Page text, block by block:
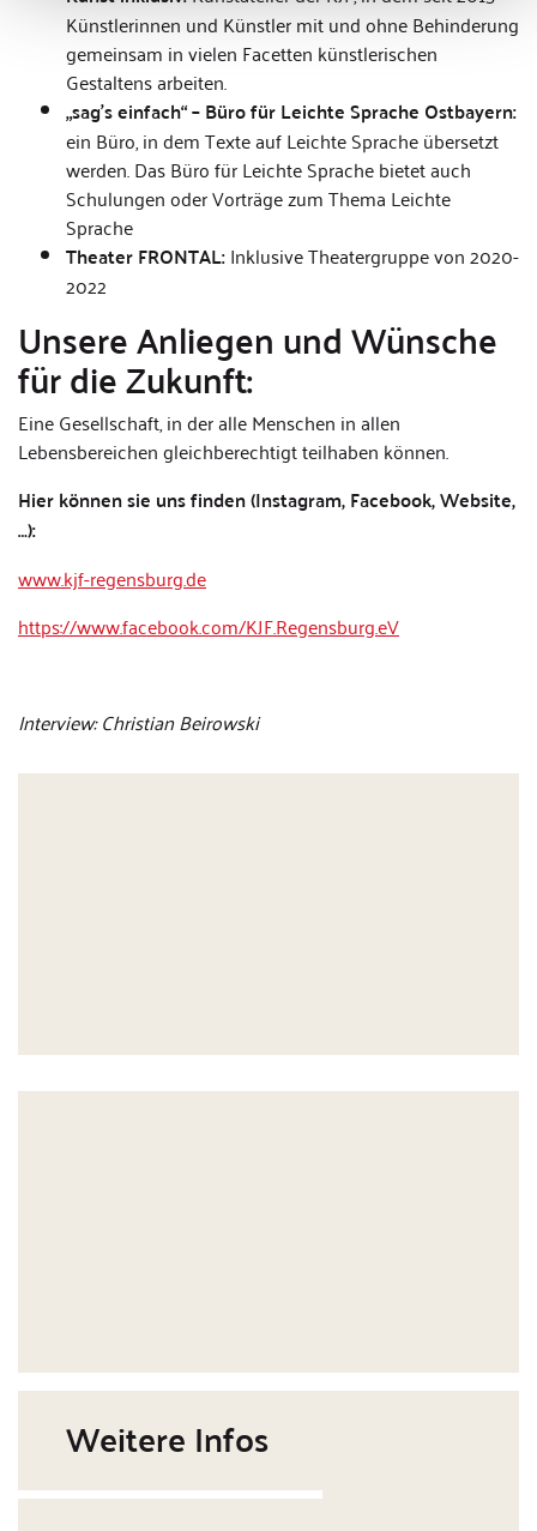
Künstlerinnen und Künstler mit und ohne Behinderung
gemeinsam in vielen Facetten künstlerischen
Gestaltens arbeiten.
„sag’s einfach“ – Büro für Leichte Sprache Ostbayern:
ein Büro, in dem Texte auf Leichte Sprache übersetzt
werden. Das Büro für Leichte Sprache bietet auch
Schulungen oder Vorträge zum Thema Leichte
Sprache
Theater FRONTAL:Inklusive Theatergruppe von 2020-
2022
Unsere Anliegen und Wünsche
für die Zukunft:
Eine Gesellschaft, in der alle Menschen in allen
Lebensbereichen gleichberechtigt teilhaben können.
Hier können sie uns finden (Instagram, Facebook, Website,
…):
www.kjf-regensburg.de
https://www.facebook.com/KJF.Regensburg.eV
Interview: Christian Beirowski
Weitere Infos